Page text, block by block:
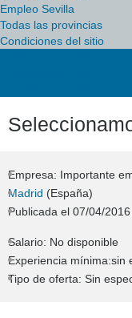
Empleo Sevilla
Todas las provincias
Condiciones del sitio
Empresa: Importante
Madrid (España)
Publicada el 07/04/2016
Salario: No disponible
Experiencia mínima:sin
Tipo de oferta: Sin